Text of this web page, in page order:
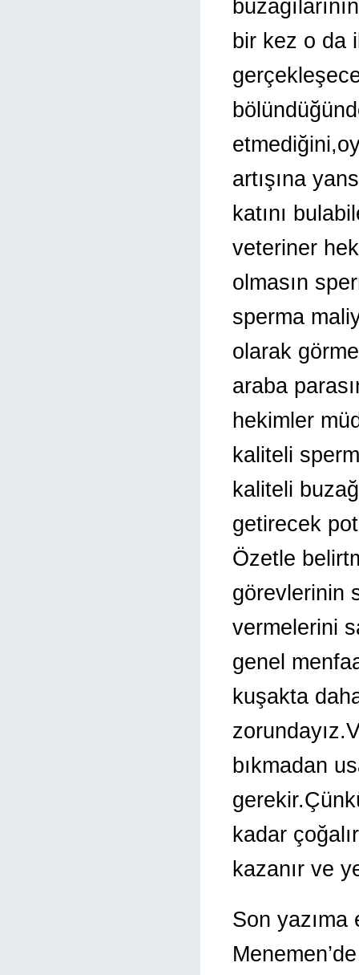
bir kez o da
artışına
katını
veteriner
olmasın
sperma
olarak
araba
hekimler
kaliteli
kaliteli
getirecek
Özetle
görevlerinin
vermelerini
genel
kuşakta
bıkmadan
kadar
kazanır ve
Son yazıma